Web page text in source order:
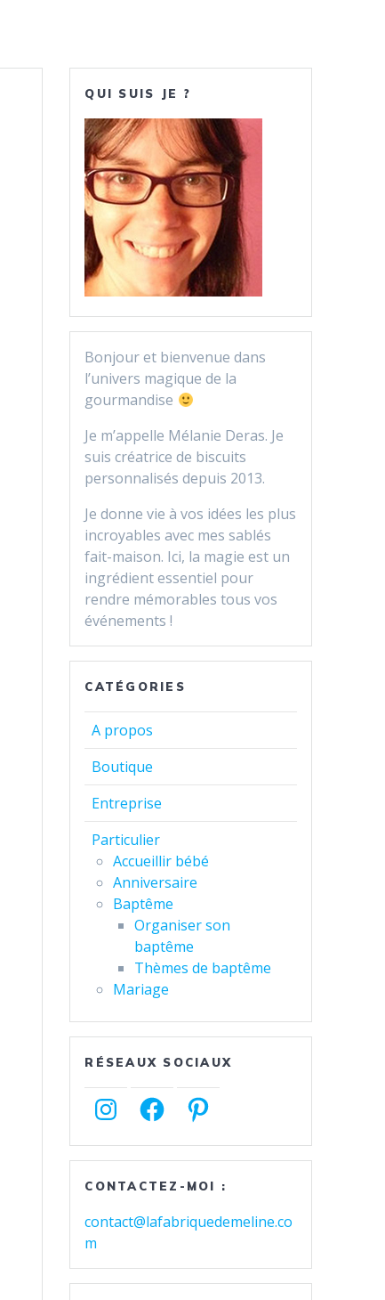
QUI SUIS JE ?
Bonjour et bienvenue dans
l’univers magique de la
gourmandise
Je m’appelle Mélanie Deras. Je
suis créatrice de biscuits
personnalisés depuis 2013.
Je donne vie à vos idées les plus
incroyables avec mes sablés
fait-maison. Ici, la magie est un
ingrédient essentiel pour
rendre mémorables tous vos
événements !
CATÉGORIES
A propos
Boutique
Entreprise
Particulier
Accueillir bébé
Anniversaire
Baptême
Organiser son
baptême
Thèmes de baptême
Mariage
RÉSEAUX SOCIAUX
InstagramFacebookPinterest
CONTACTEZ-MOI :
contact@lafabriquedemeline.co
m